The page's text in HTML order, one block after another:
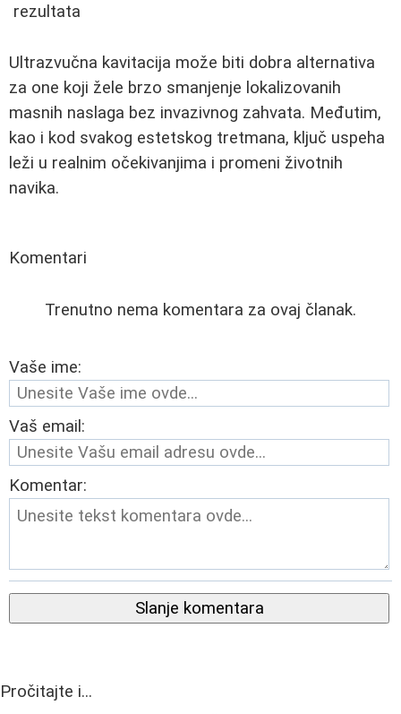
rezultata
Ultrazvučna kavitacija može biti dobra alternativa
za one koji žele brzo smanjenje lokalizovanih
masnih naslaga bez invazivnog zahvata. Međutim,
kao i kod svakog estetskog tretmana, ključ uspeha
leži u realnim očekivanjima i promeni životnih
navika.
Komentari
Trenutno nema komentara za ovaj članak.
Vaše ime:
Vaš email:
Komentar:
Slanje komentara
Pročitajte i...